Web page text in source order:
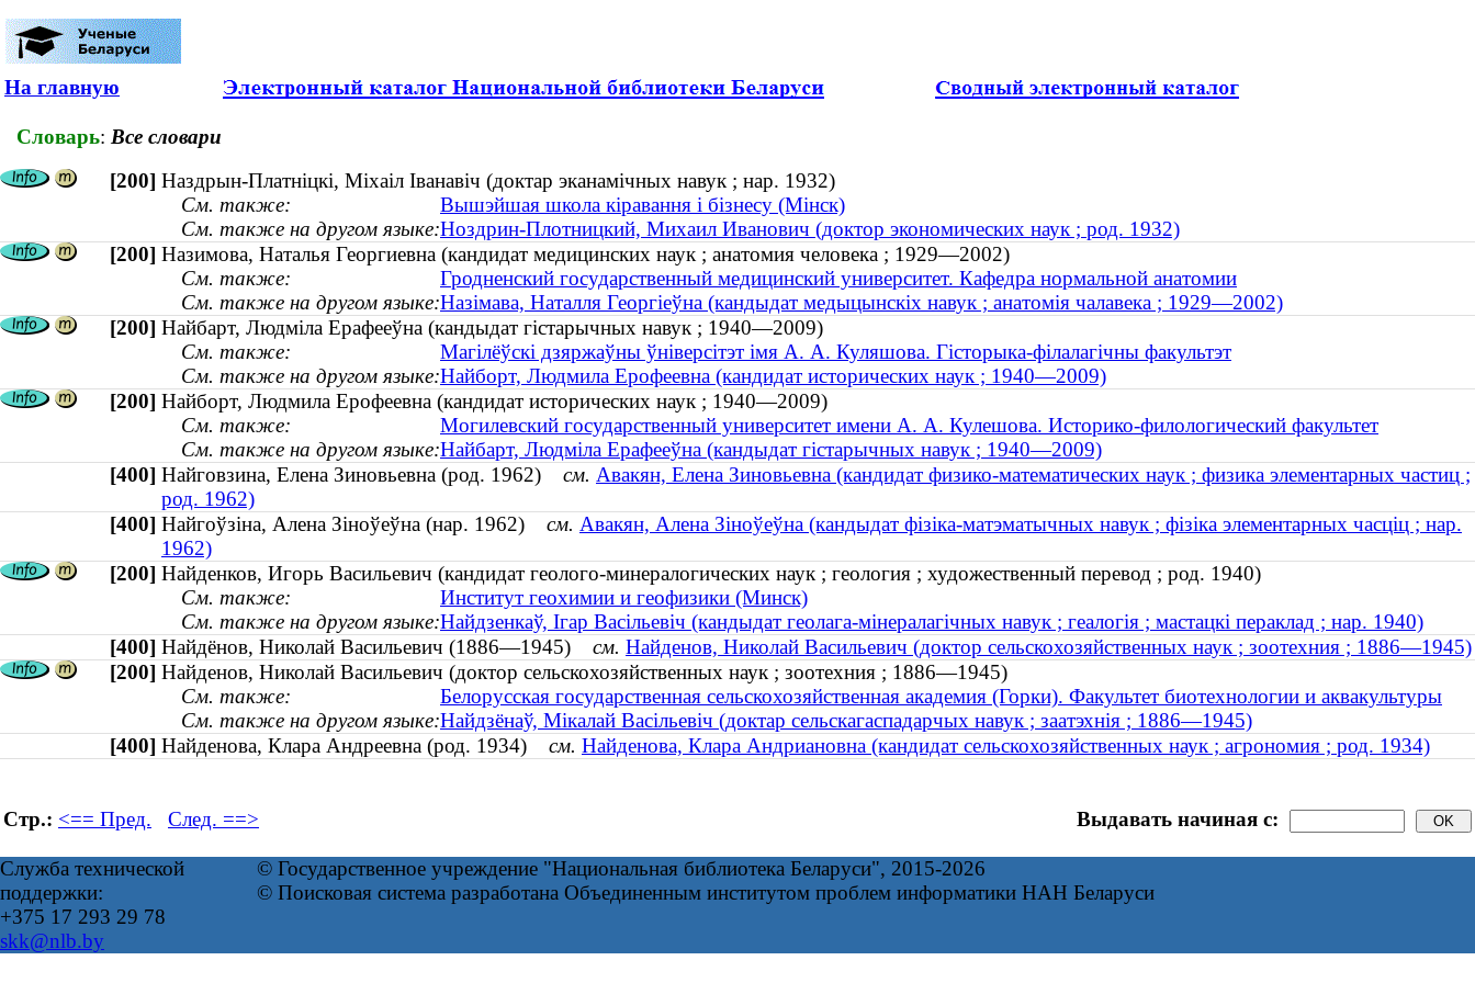
На главную
Словарь: Все словари
[200] Наздрын-Платніцкі, Міхаіл Іванавіч (доктар эканамічных навук ; нар. 1932)
См. также:
Вышэйшая школа кіравання і бізнесу (Мінск)
См. также на другом языке:Ноздрин-Плотницкий, Михаил Иванович (доктор экономических наук ; род. 1932)
[200] Назимова, Наталья Георгиевна (кандидат медицинских наук ; анатомия человека ; 1929—2002)
См. также:
Гродненский государственный медицинский университет. Кафедра нормальной анатомии
См. также на другом языке:Назімава, Наталля Георгіеўна (кандыдат медыцынскіх навук ; анатомія чалавека ; 1929—2002)
[200] Найбарт, Людміла Ерафееўна (кандыдат гістарычных навук ; 1940—2009)
См. также:
Магілёўскі дзяржаўны ўніверсітэт імя А. А. Куляшова. Гісторыка-філалагічны факультэт
См. также на другом языке:Найборт, Людмила Ерофеевна (кандидат исторических наук ; 1940—2009)
[200] Найборт, Людмила Ерофеевна (кандидат исторических наук ; 1940—2009)
См. также:
Могилевский государственный университет имени А. А. Кулешова. Историко-филологический факультет
См. также на другом языке:Найбарт, Людміла Ерафееўна (кандыдат гістарычных навук ; 1940—2009)
[400] Найговзина, Елена Зиновьевна (род. 1962) см. Авакян, Елена Зиновьевна (кандидат физико-математических наук ; физика элементарных частиц ;
род. 1962)
[400] Найгоўзіна, Алена Зіноўеўна (нар. 1962) см. Авакян, Алена Зіноўеўна (кандыдат фізіка-матэматычных навук ; фізіка элементарных часціц ; нар.
1962)
[200] Найденков, Игорь Васильевич (кандидат геолого-минералогических наук ; геология ; художественный перевод ; род. 1940)
См. также:
Институт геохимии и геофизики (Минск)
См. также на другом языке:Найдзенкаў, Ігар Васільевіч (кандыдат геолага-мінералагічных навук ; геалогія ; мастацкі пераклад ; нар. 1940)
[400] Найдёнов, Николай Васильевич (1886—1945) см. Найденов, Николай Васильевич (доктор сельскохозяйственных наук ; зоотехния ; 1886—1945)
[200] Найденов, Николай Васильевич (доктор сельскохозяйственных наук ; зоотехния ; 1886—1945)
См. также:
Белорусская государственная сельскохозяйственная академия (Горки). Факультет биотехнологии и аквакультуры
См. также на другом языке:Найдзёнаў, Мікалай Васільевіч (доктар сельскагаспадарчых навук ; заатэхнія ; 1886—1945)
[400] Найденова, Клара Андреевна (род. 1934) см. Найденова, Клара Андриановна (кандидат сельскохозяйственных наук ; агрономия ; род. 1934)
Стр.: <== Пред. След. ==> Выдавать начиная с:
Служба технической
поддержки:
+375 17 293 29 78
skk@nlb.by
© Государственное учреждение "Национальная библиотека Беларуси", 2015-2026
© Поисковая система разработана Объединенным институтом проблем информатики НАН Беларуси